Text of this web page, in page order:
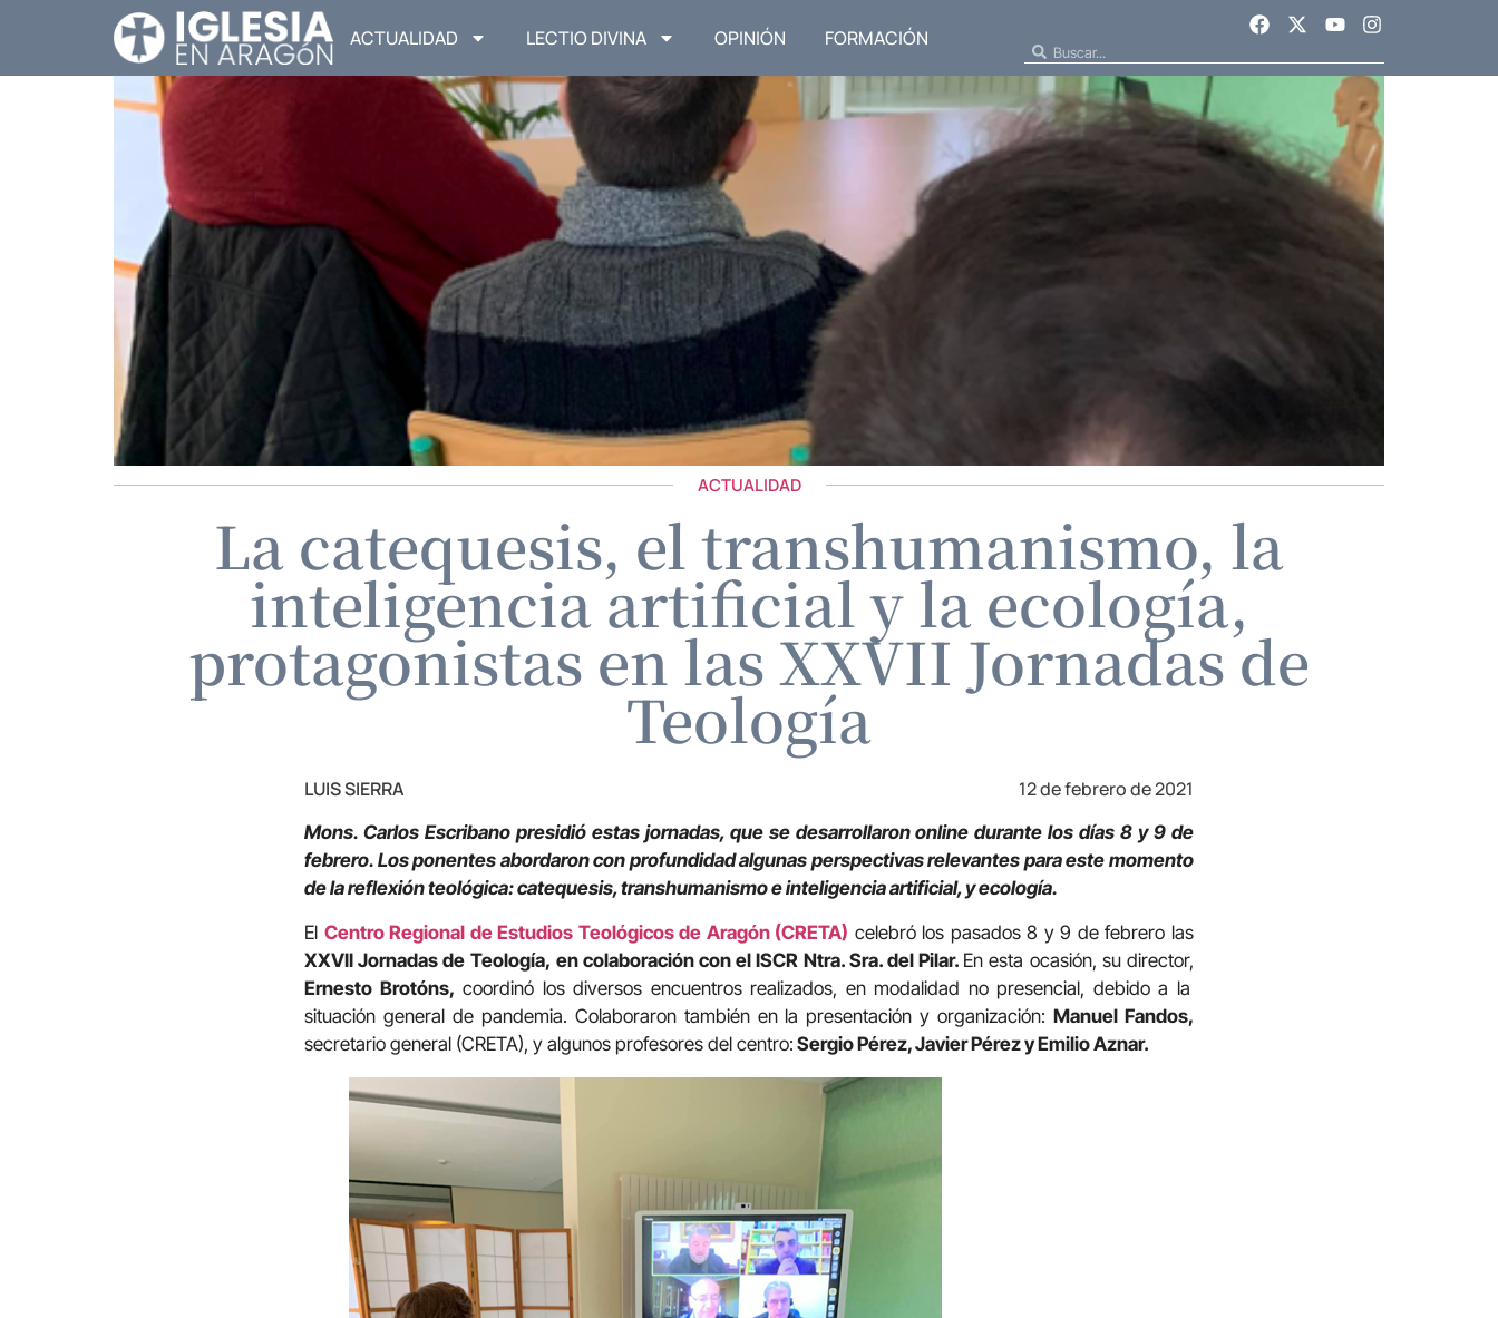
ACTUALIDAD LECTIO DIVINA OPINIÓN FORMACIÓN
ACTUALIDAD
La catequesis, el transhumanismo, la
inteligencia artificial y la ecología,
protagonistas en las XXVII Jornadas de
Teología
LUIS SIERRA 12 de febrero de 2021
Mons. Carlos Escribano presidió estas jornadas, que se desarrollaron online durante los días 8 y 9 de
febrero. Los ponentes abordaron con profundidad algunas perspectivas relevantes para este momento
de la reflexión teológica: catequesis, transhumanismo e inteligencia artificial, y ecología.
El Centro Regional de Estudios Teológicos de Aragón (CRETA) celebró los pasados 8 y 9 de febrero las
XXVII Jornadas de Teología, en colaboración con el ISCR Ntra. Sra. del Pilar. En esta ocasión, su director,
Ernesto Brotóns, coordinó los diversos encuentros realizados, en modalidad no presencial, debido a la
situación general de pandemia. Colaboraron también en la presentación y organización:Manuel Fandos,
secretario general (CRETA), y algunos profesores del centro: Sergio Pérez, Javier Pérez y Emilio Aznar.